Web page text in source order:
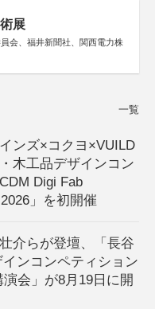
展
会、福井新聞社、関西電力株
一覧
ンズ×コクヨ×VUILD
木工品デザインコン
Digi Fab
」を初開催
介らが登壇、「長谷
ンコンペティション
会」が8月19日に開